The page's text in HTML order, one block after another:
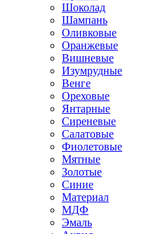
Шоколад
Шампань
Оливковые
Оранжевые
Вишневые
Изумрудные
Венге
Ореховые
Янтарные
Сиреневые
Салатовые
Фиолетовые
Мятные
Золотые
Синие
Материал
МДФ
Эмаль